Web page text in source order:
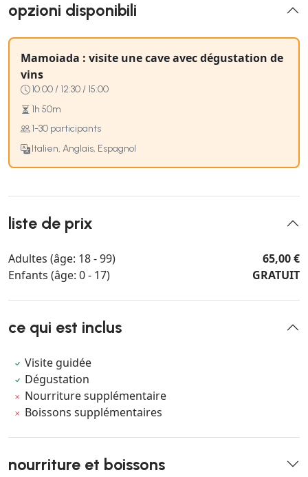
opzioni disponibili
Mamoiada : visite une cave avec dégustation de
vins
10:00 / 12:30 / 15:00
1h 50m
1-30 participants
Italien, Anglais, Espagnol
liste de prix
Adultes (âge: 18 - 99)
65,00 €
Enfants (âge: 0 - 17)
GRATUIT
ce qui est inclus
Visite guidée
Dégustation
Nourriture supplémentaire
Boissons supplémentaires
nourriture et boissons